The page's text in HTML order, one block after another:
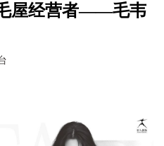
屋经营者——毛韦